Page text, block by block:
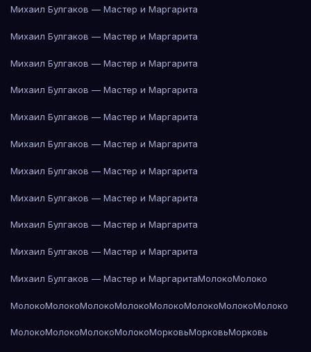
Михаил Булгаков — Мастер и Маргарита
Михаил Булгаков — Мастер и Маргарита
Михаил Булгаков — Мастер и Маргарита
Михаил Булгаков — Мастер и Маргарита
Михаил Булгаков — Мастер и Маргарита
Михаил Булгаков — Мастер и Маргарита
Михаил Булгаков — Мастер и Маргарита
Михаил Булгаков — Мастер и Маргарита
Михаил Булгаков — Мастер и Маргарита
Михаил Булгаков — Мастер и Маргарита
Михаил Булгаков — Мастер и МаргаритаМолокоМолоко
МолокоМолокоМолокоМолокоМолокоМолокоМолокоМолоко
МолокоМолокоМолокоМолокоМорковьМорковьМорковь